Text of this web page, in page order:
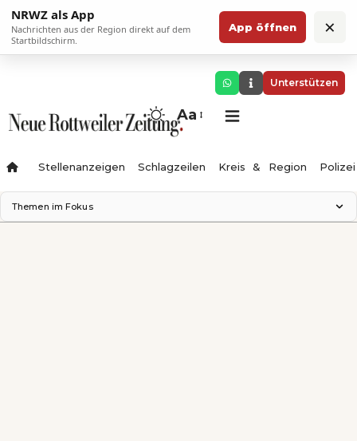
NRWZ als App
Nachrichten aus der Region direkt auf dem
Startbildschirm.
App öffnen ×
Unterstützen
Aa
Stellenanzeigen Schlagzeilen Kreis & Region Polizei
Themen im Fokus